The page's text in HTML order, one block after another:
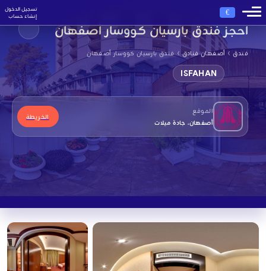
€
تسجيل الدخول
إنشاء حساب
احجز فندق بارسيان كووسار أصفهان
فندق › أصفهان فنادق › فندق بارسيان كووسار أصفهان
ISFAHAN
الموقع
أصفهان، جادة ميلات
الخريطة